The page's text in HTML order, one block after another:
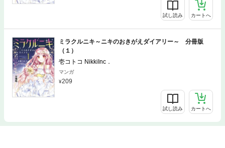
試し読み カートへ
ミラクルニキ～ニキのおきがえダイアリー～ 分冊版
（１）
壱コトコ NikkiInc．
マンガ
209
試し読み カートへ